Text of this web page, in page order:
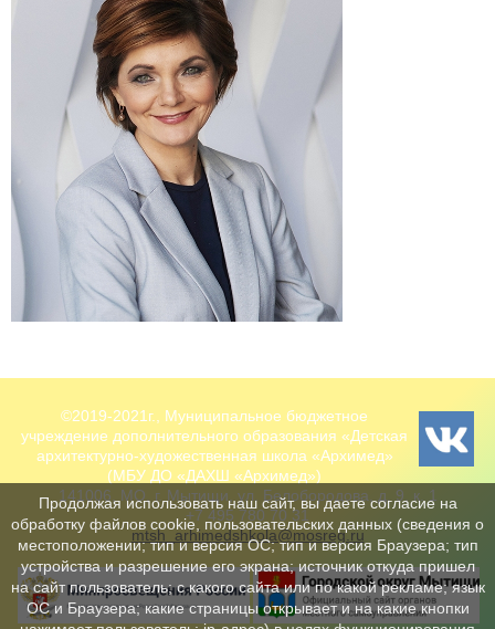
©2019-2021г., Муниципальное бюджетное
учреждение дополнительного образования «Детская
архитектурно-художественная школа «Архимед»
(МБУ ДО «ДАХШ «Архимед»)
141006, МО, г. Мытищи, ул. Белобородова, д. 9, к. 1
+7 495 780 70 31
mtsh_arhimedshkola@mosreg.ru
Продолжая использовать наш сайт, вы даете согласие на
обработку файлов cookie, пользовательских данных (сведения о
местоположении; тип и версия ОС; тип и версия Браузера; тип
устройства и разрешение его экрана; источник откуда пришел
на сайт пользователь; с какого сайта или по какой рекламе; язык
ОС и Браузера; какие страницы открывает и на какие кнопки